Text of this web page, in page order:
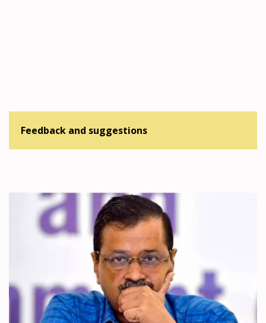
Feedback and suggestions